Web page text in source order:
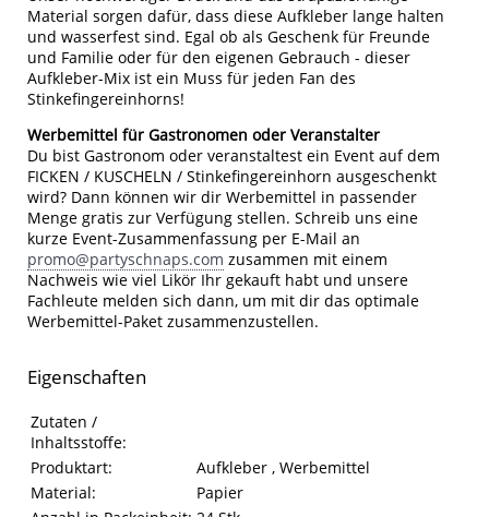
Material sorgen dafür, dass diese Aufkleber lange halten
und wasserfest sind. Egal ob als Geschenk für Freunde
und Familie oder für den eigenen Gebrauch - dieser
Aufkleber-Mix ist ein Muss für jeden Fan des
Stinkefingereinhorns!
Werbemittel für Gastronomen oder Veranstalter
Du bist Gastronom oder veranstaltest ein Event auf dem
FICKEN / KUSCHELN / Stinkefingereinhorn ausgeschenkt
wird? Dann können wir dir Werbemittel in passender
Menge gratis zur Verfügung stellen. Schreib uns eine
kurze Event-Zusammenfassung per E-Mail an
promo@partyschnaps.com zusammen mit einem
Nachweis wie viel Likör Ihr gekauft habt und unsere
Fachleute melden sich dann, um mit dir das optimale
Werbemittel-Paket zusammenzustellen.
Eigenschaften
Eigenschaften des Produkts
Eigenschaft
Zutaten /
Inhaltsstoffe:
Produktart:
Aufkleber , Werbemittel
Material:
Papier